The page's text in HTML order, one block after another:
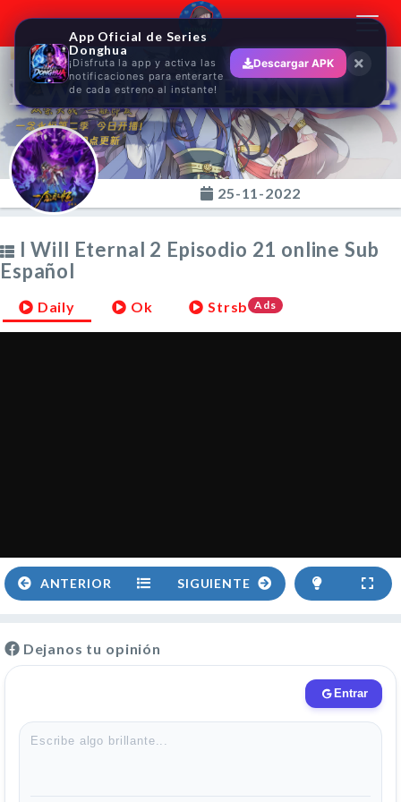
I WILL ETERNAL 2
25-11-2022
I Will Eternal 2 Episodio 21 online Sub
Español
Daily Ok Strsb Ads
ANTERIOR SIGUIENTE
Dejanos tu opinión
App Oficial de Series
Donghua
¡Disfruta la app y activa las
notificaciones para enterarte
de cada estreno al instante!
Descargar APK